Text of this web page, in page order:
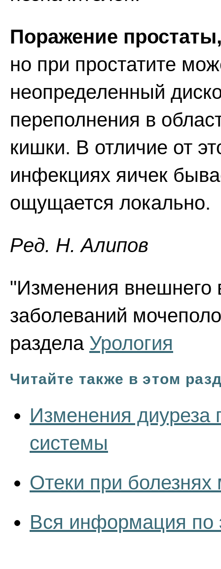
Поражение
но при простатите
неопределенный
переполнения в
кишки. В отличие от
инфекциях яичек
ощущается локально.
Ред. Н. Алипов
"Изменения внешнего
заболеваний
раздела Урология
Читайте также в этом
Изменения диуреза
системы
Отеки при
Вся информация по